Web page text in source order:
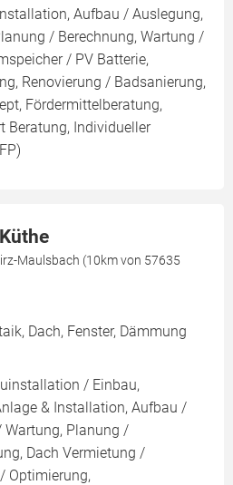
Aufbau / Auslegung,
/ Berechnung, Wartung /
/ PV Batterie,
Renovierung / Badsanierung,
Fördermittelberatung,
Beratung, Individueller
Maulsbach (10km von 57635
Dach, Fenster, Dämmung
/ Einbau,
& Installation, Aufbau /
Wartung, Planung /
Dach Vermietung /
Optimierung,